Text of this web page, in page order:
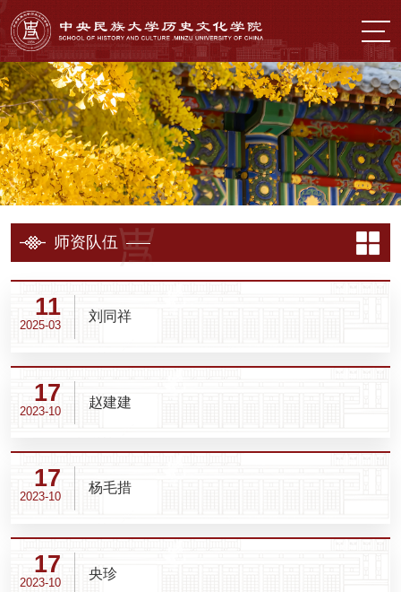
师资队伍
11
2025-03
刘同祥
17
2023-10
赵建建
17
2023-10
杨毛措
17
2023-10
央珍